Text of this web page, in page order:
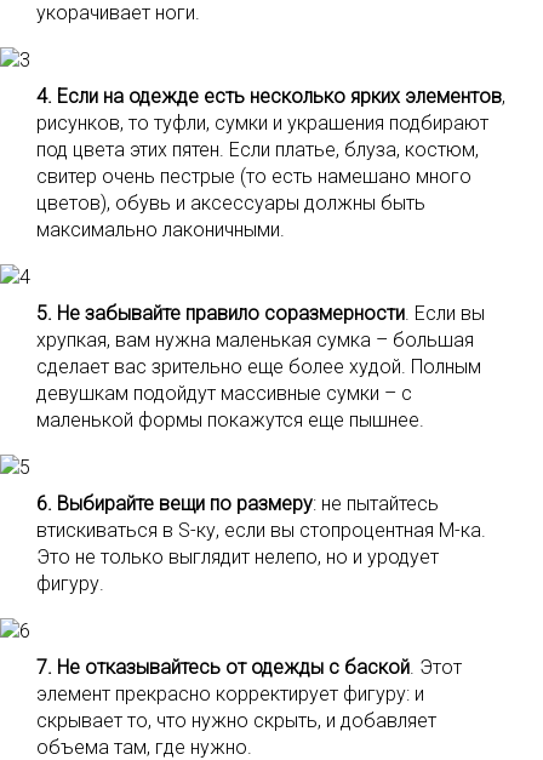
укорачивает ноги.
4. Если на одежде есть несколько ярких элементов,
рисунков, то туфли, сумки и украшения подбирают
под цвета этих пятен. Если платье, блуза, костюм,
свитер очень пестрые (то есть намешано много
цветов), обувь и аксессуары должны быть
максимально лаконичными.
5. Не забывайте правило соразмерности. Если вы
хрупкая, вам нужна маленькая сумка – большая
сделает вас зрительно еще более худой. Полным
девушкам подойдут массивные сумки – с
маленькой формы покажутся еще пышнее.
6. Выбирайте вещи по размеру: не пытайтесь
втискиваться в S-ку, если вы стопроцентная M-ка.
Это не только выглядит нелепо, но и уродует
фигуру.
7. Не отказывайтесь от одежды с баской. Этот
элемент прекрасно корректирует фигуру: и
скрывает то, что нужно скрыть, и добавляет
объема там, где нужно.